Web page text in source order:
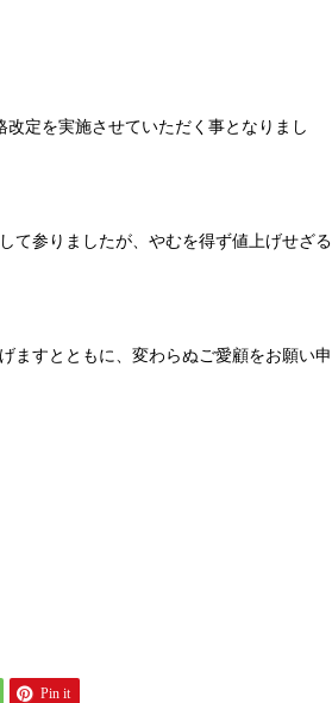
定を実施させていただく事となりまし
て参りましたが、やむを得ず値上げせざる
ますとともに、変わらぬご愛顧をお願い申
Pin it